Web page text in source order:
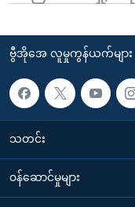
ဗွီအိုအေ လူမှုကွန်ယက်များ
သတင်း
၀န်ဆောင်မှုများ